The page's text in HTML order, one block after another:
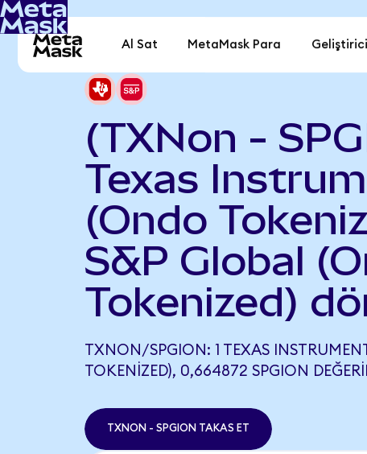
Al Sat MetaMask Para Geliştirici
(TXNon -
Texas
(Ondo
S&P Global
Tokenized)
TXNON/SPGION: 1 TEXAS
TOKENIZED), 0,664872 SPGION
TXNON - SPGION TAKAS ET